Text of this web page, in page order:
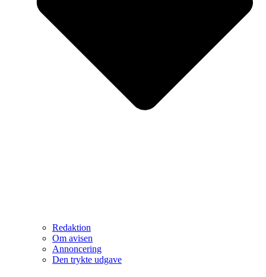
Redaktion
Om avisen
Annoncering
Den trykte udgave